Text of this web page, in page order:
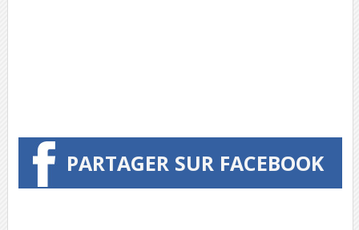
PARTAGER SUR FACEBOOK